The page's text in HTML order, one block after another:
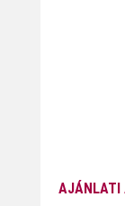
AJÁNLATI